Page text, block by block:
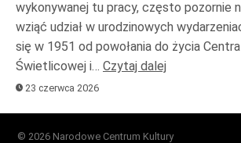
wykonywanej tu pracy, często pozornie
wziąć udział w urodzinowych
się w 1951 od powołania do życia
Świetlicowej i… Czytaj dalej
23 czerwca 2026
© 2026 Narodowe Centrum Kultury